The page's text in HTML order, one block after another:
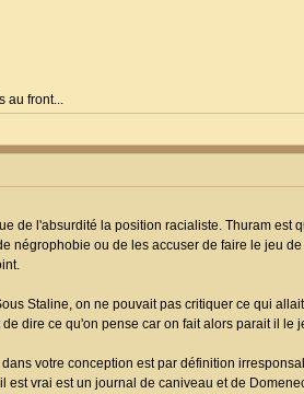
au front...
de l'absurdité la position racialiste. Thuram est
négrophobie ou de les accuser de faire le jeu
Staline, on ne pouvait pas critiquer ce qui
dire ce qu'on pense car on fait alors parait il le
votre conception est par définition
est vrai est un journal de caniveau et de